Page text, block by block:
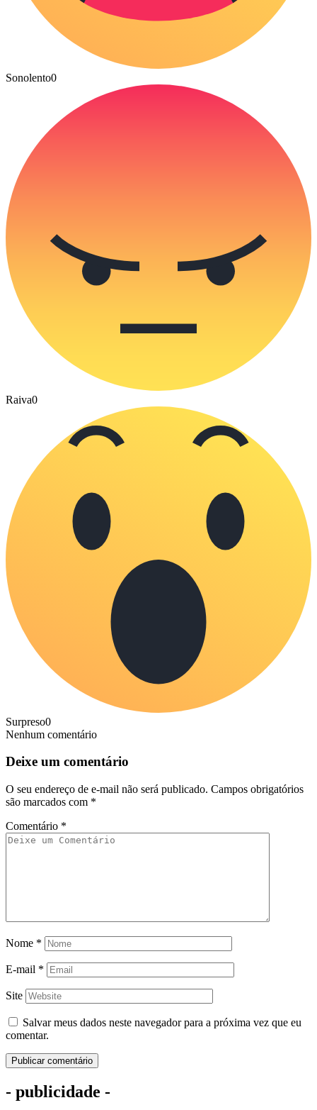
Sonolento0
Raiva0
Surpreso0
Nenhum comentário
Deixe um comentário
O seu endereço de e-mail não será publicado. Campos obrigatórios
são marcados com *
Comentário *
Nome *
E-mail *
Site
Salvar meus dados neste navegador para a próxima vez que eu
comentar.
- publicidade -